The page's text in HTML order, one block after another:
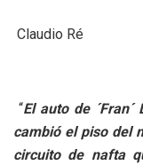
Claudio Ré
“El auto de
cambió el piso del
circuito de nafta